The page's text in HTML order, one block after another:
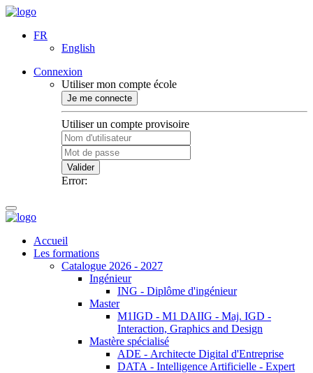
FR
English
Connexion
Utiliser mon compte école
Je me connecte
Utiliser un compte provisoire
Valider
Error:
Accueil
Les formations
Catalogue 2026 - 2027
Ingénieur
ING - Diplôme d'ingénieur
Master
M1IGD - M1 DAIIG - Maj. IGD -
Interaction, Graphics and Design
Mastère spécialisé
ADE - Architecte Digital d'Entreprise
DATA - Intelligence Artificielle - Expert